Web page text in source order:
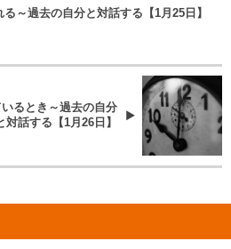
る～過去の自分と対話する【1月25日】
るとき～過去の自分
対話する【1月26日】